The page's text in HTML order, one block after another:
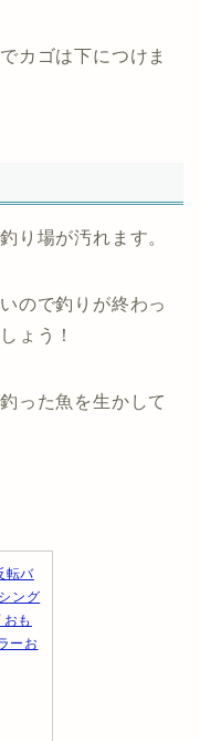
カゴは下につけま
り場が汚れます。
ので釣りが終わっ
ょう！
った魚を生かして
転バ
ング
も
ーお